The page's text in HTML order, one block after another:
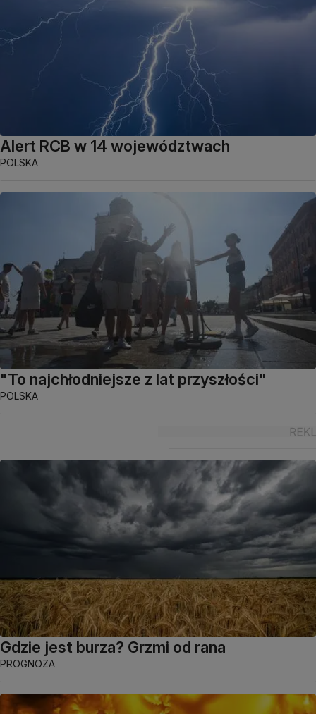
Alert RCB w 14 województwach
POLSKA
"To najchłodniejsze z lat przyszłości"
POLSKA
Gdzie jest burza? Grzmi od rana
PROGNOZA